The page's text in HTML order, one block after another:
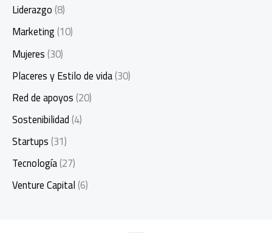
Liderazgo(8)
Marketing(10)
Mujeres(30)
Placeres y Estilo de vida(30)
Red de apoyos(20)
Sostenibilidad(4)
Startups(31)
Tecnología(27)
Venture Capital(6)